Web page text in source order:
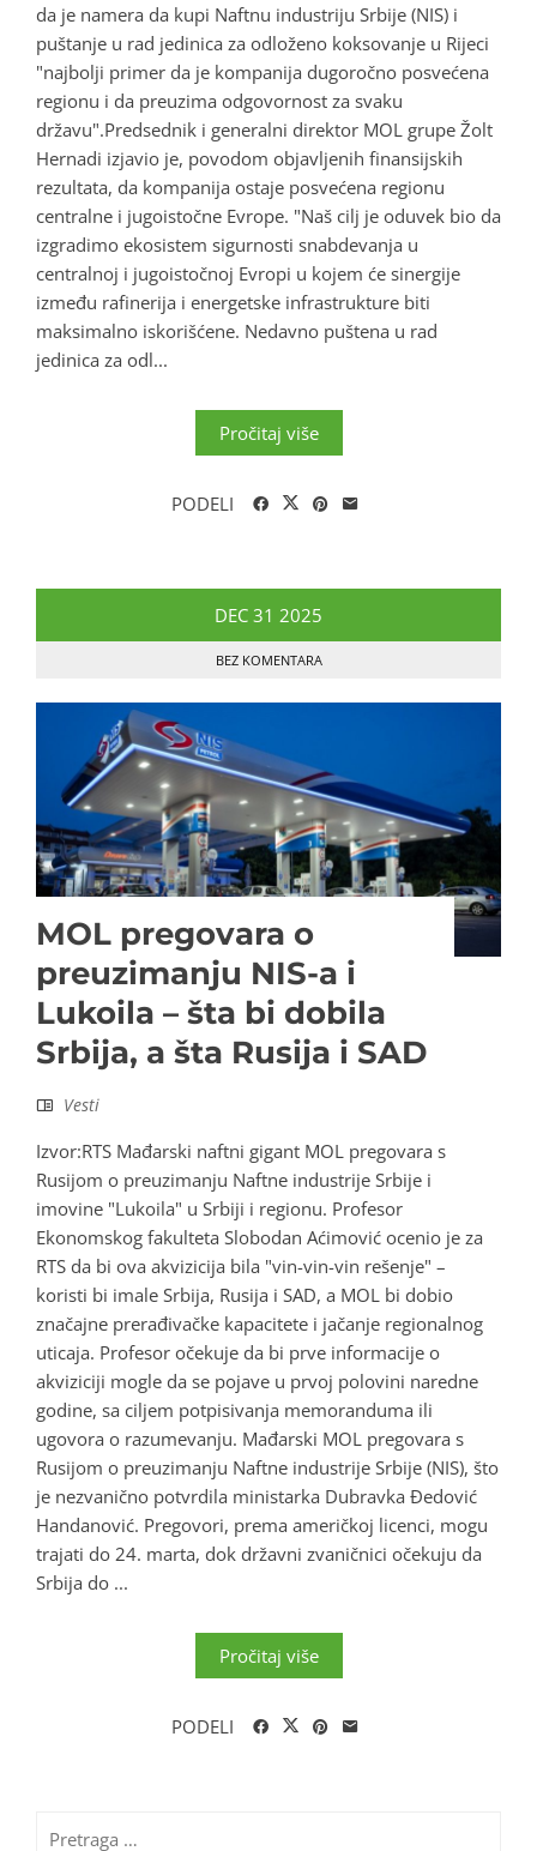
da je namera da kupi Naftnu industriju Srbije (NIS) i
puštanje u rad jedinica za odloženo koksovanje u Rijeci
"najbolji primer da je kompanija dugoročno posvećena
regionu i da preuzima odgovornost za svaku
državu".Predsednik i generalni direktor MOL grupe Žolt
Hernadi izjavio je, povodom objavljenih finansijskih
rezultata, da kompanija ostaje posvećena regionu
centralne i jugoistočne Evrope. "Naš cilj je oduvek bio da
izgradimo ekosistem sigurnosti snabdevanja u
centralnoj i jugoistočnoj Evropi u kojem će sinergije
između rafinerija i energetske infrastrukture biti
maksimalno iskorišćene. Nedavno puštena u rad
jedinica za odl...
Pročitaj više
PODELI
DEC 31 2025
BEZ KOMENTARA
MOL pregovara o
preuzimanju NIS-a i
Lukoila – šta bi dobila
Srbija, a šta Rusija i SAD
Vesti
Izvor:RTS Mađarski naftni gigant MOL pregovara s
Rusijom o preuzimanju Naftne industrije Srbije i
imovine "Lukoila" u Srbiji i regionu. Profesor
Ekonomskog fakulteta Slobodan Aćimović ocenio je za
RTS da bi ova akvizicija bila "vin-vin-vin rešenje" –
koristi bi imale Srbija, Rusija i SAD, a MOL bi dobio
značajne prerađivačke kapacitete i jačanje regionalnog
uticaja. Profesor očekuje da bi prve informacije o
akviziciji mogle da se pojave u prvoj polovini naredne
godine, sa ciljem potpisivanja memoranduma ili
ugovora o razumevanju. Mađarski MOL pregovara s
Rusijom o preuzimanju Naftne industrije Srbije (NIS), što
je nezvanično potvrdila ministarka Dubravka Đedović
Handanović. Pregovori, prema američkoj licenci, mogu
trajati do 24. marta, dok državni zvaničnici očekuju da
Srbija do ...
Pročitaj više
PODELI